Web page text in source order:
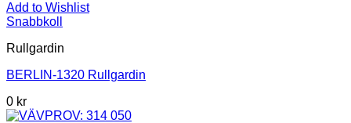
Add to Wishlist
Snabbkoll
Rullgardin
BERLIN-1320 Rullgardin
0 kr